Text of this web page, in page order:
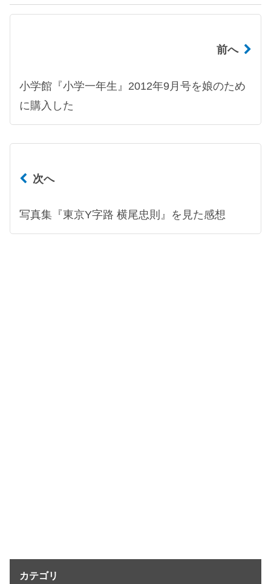
前へ
小学館『小学一年生』2012年9月号を娘のため
に購入した
次へ
写真集『東京Y字路 横尾忠則』を見た感想
カテゴリ